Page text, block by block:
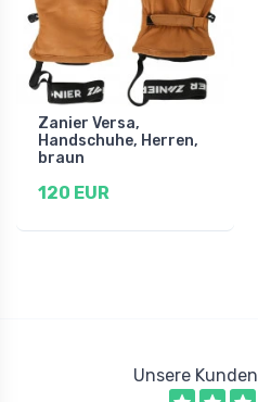
Zanier Versa,
Handschuhe, Herren,
braun
120 EUR
Unsere Kunden